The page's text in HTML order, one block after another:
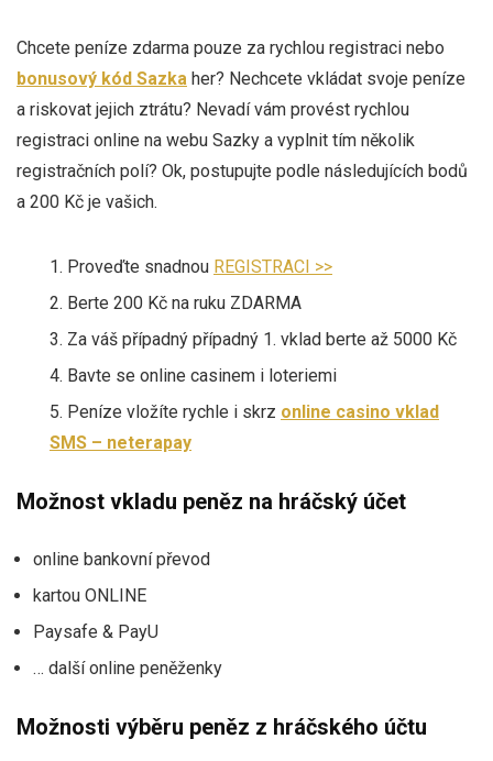
Chcete peníze zdarma pouze za rychlou registraci nebo
bonusový kód Sazka her? Nechcete vkládat svoje peníze
a riskovat jejich ztrátu? Nevadí vám provést rychlou
registraci online na webu Sazky a vyplnit tím několik
registračních polí? Ok, postupujte podle následujících bodů
a 200 Kč je vašich.
Proveďte snadnou REGISTRACI >>
Berte 200 Kč na ruku ZDARMA
Za váš případný případný 1. vklad berte až 5000 Kč
Bavte se online casinem i loteriemi
Peníze vložíte rychle i skrz online casino vklad
SMS – neterapay
Možnost vkladu peněz na hráčský účet
online bankovní převod
kartou ONLINE
Paysafe & PayU
… další online peněženky
Možnosti výběru peněz z hráčského účtu